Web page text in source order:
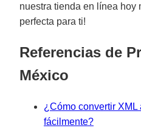
nuestra tienda en línea hoy
perfecta para ti!
Referencias de
México
¿Cómo convertir XML
fácilmente?